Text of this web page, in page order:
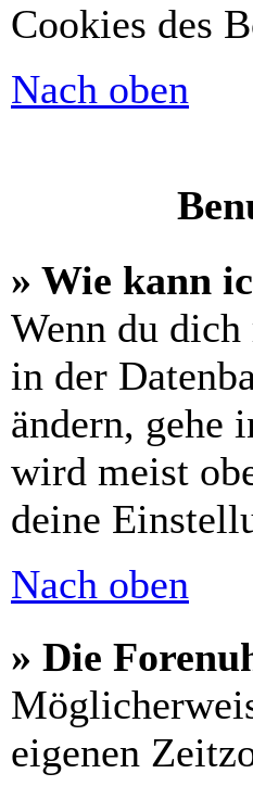
Cookies des
Nach oben
» Wie kann
Wenn du
in der
ändern, gehe
wird meist
deine
Nach oben
» Die
eigenen